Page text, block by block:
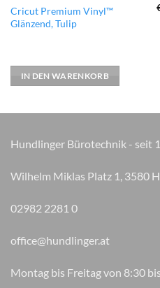
Cricut Premium Vinyl™
Glänzend, Tulip
IN DEN WARENKORB
Hundlinger Bürotechnik - seit
Wilhelm Miklas Platz 1, 3580
02982 2281 0
office@hundlinger.at
Montag bis Freitag von 8:30